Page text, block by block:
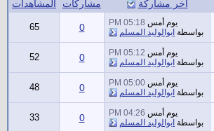
آخر مشاركة مشاركات
المشاهدات
يوم أمس 05:18 PM
بواسطة ابوالوليد المسلم 0
65
يوم أمس 05:12 PM
بواسطة ابوالوليد المسلم 0
52
يوم أمس 05:00 PM
بواسطة ابوالوليد المسلم 0
48
يوم أمس 04:26 PM
بواسطة ابوالوليد المسلم 0
33